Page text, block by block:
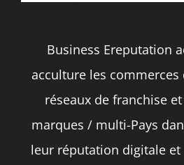
Business Ereputation
acculture les
réseaux de franchise
marques / multi-Pays
leur réputation digitale et